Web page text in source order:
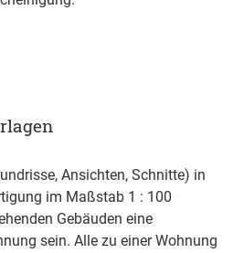
Ansichten, Schnitte) in
im Maßstab 1 : 100
Gebäuden eine
sein. Alle zu einer Wohnung